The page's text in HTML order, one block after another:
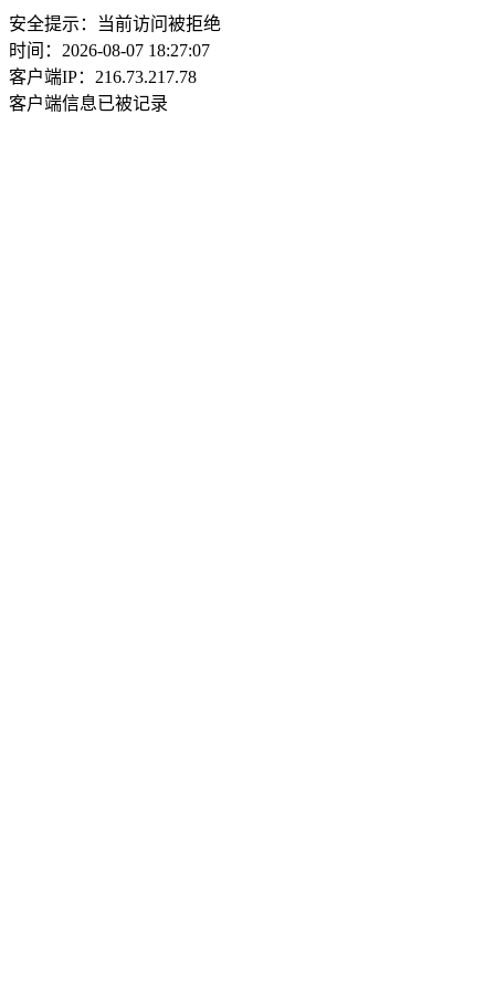
安全提示：当前访问被拒绝
时间：2026-08-07 18:27:07
客户端IP：216.73.217.78
客户端信息已被记录